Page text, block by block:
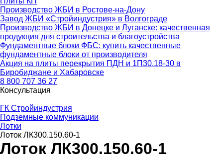
Производство ЖБИ в Ростове-на-Дону
Завод ЖБИ «Стройиндустрия» в Волгограде
Производство ЖБИ в Донецке и Луганске: качественная
продукция для строительства и благоустройства
Фундаментные блоки ФБС: купить качественные
фундаментные блоки от производителя
Акция на плиты перекрытия ПДН и 1П30.18-30 в
Биробиджане и Хабаровске
8 800 707 36 27
Консультация
ГК Стройиндустрия
Подземные коммуникации
Лотки
Лоток ЛК300.150.60-1
Лоток ЛК300.150.60-1